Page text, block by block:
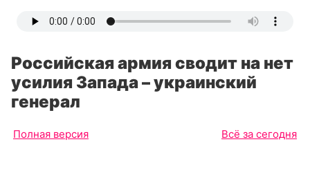
Российская армия сводит на нет
усилия Запада – украинский
генерал
Полная версия Всё за сегодня